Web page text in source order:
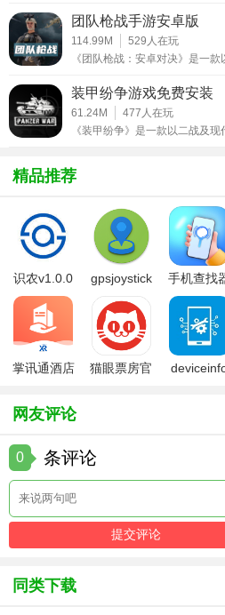
2. 搜寻装备：在地图上寻找武器
升自己的战斗力。
3. 战术对抗：利用地形、掩体和
人以获取更高的生存机会。
需要不断向安全区移动，避免受到
5. 最终决战：当游戏进入最后阶
范围内展开最后的决战，争夺最
【2026绝地求生全军出击技巧
1. 跳伞技巧：根据地图上的资源
降落点，避免一开始就陷入激烈
2. 隐蔽与伪装：利用地形和植被
3. 射击与瞄准：掌握不同武器的
提高射击精度和命中率。
4. 资源分配：合理分配有限的资
的弹药和医疗包可用。
5. 团队协作：与队友保持沟通，
【2026绝地求生全军出击点评
团队枪战手游安卓版
114.99M 529 人在玩
《团队枪战：安卓对决》是一款
装甲纷争游戏免费安装
61.24M 477 人在玩
《装甲纷争》是一款以二战及现
精品推荐
识农v1.0.0
gpsjoystick
手机查找
app
掌讯通酒店
猫眼票房官
网友评论
0 条评论
同类下载